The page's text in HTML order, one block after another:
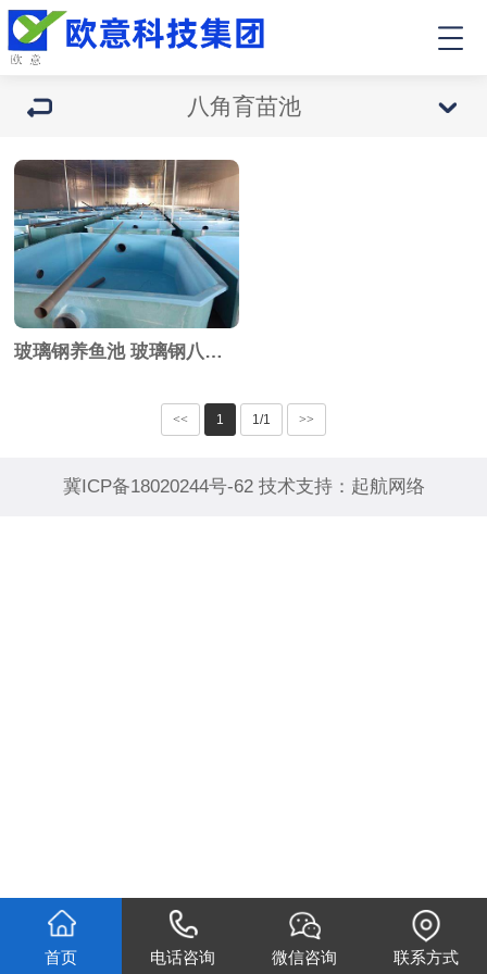
八角育苗池
玻璃钢养鱼池 玻璃钢八角育苗池
<< 1 1/1 >>
冀ICP备18020244号-62技术支持： 起航网络
首页 电话咨询 微信咨询 联系方式